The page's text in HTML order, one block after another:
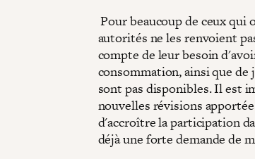
Pour beaucoup de ceux
autorités ne les renvoient
compte de leur besoin
consommation, ainsi que
sont pas disponibles. Il est
nouvelles révisions
d'accroître la participation
déjà une forte demande de